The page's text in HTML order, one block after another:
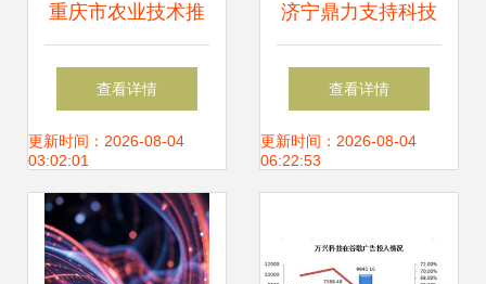
重庆市农业技术推
广总站的技术推广
策略与成果
查看详情
更新时间：2026-08-04
03:02:01
济宁鼎力支持科技
创新 市委书记王艺
华视察中热翰华济
果
查看详情
更新时间：2026-08-04
06:22:53